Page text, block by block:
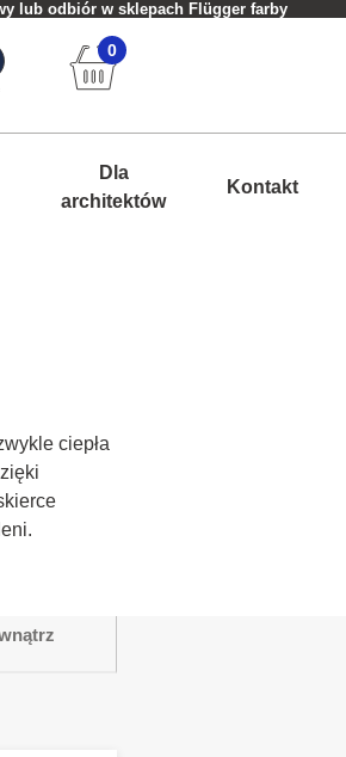
lub odbiór w sklepach Flügger farby
0
Dla
architektów
Kontakt
ciepła